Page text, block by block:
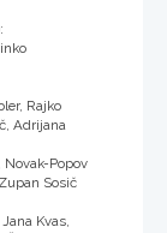
Rajko
Adrijana
Novak-Popov
Sosič
Kvas,